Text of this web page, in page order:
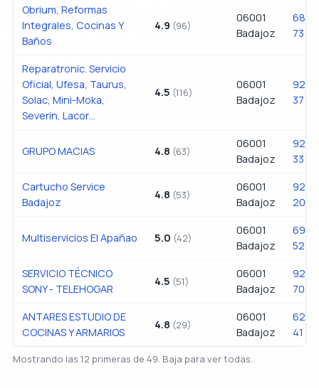
Obrium, Reformas
Integrales, Cocinas Y
Baños
4.9 (96)
06001
Badajoz
687
73
Reparatronic. Servicio
Oficial, Ufesa, Taurus,
Solac, Mini-Moka,
Severin, Lacor…
4.5 (116)
06001
Badajoz
924
37
GRUPO MACIAS 4.8 (63)
06001
Badajoz
924
33
Cartucho Service
Badajoz
4.8 (53)
06001
Badajoz
924
20
Multiservicios El Apañao 5.0 (42)
06001
Badajoz
695
52
SERVICIO TÉCNICO
SONY - TELEHOGAR
4.5 (51)
06001
Badajoz
924
70
ANTARES ESTUDIO DE
COCINAS Y ARMARIOS
4.8 (29)
06001
Badajoz
627
41
Mostrando las 12 primeras de 49. Baja para ver todas.